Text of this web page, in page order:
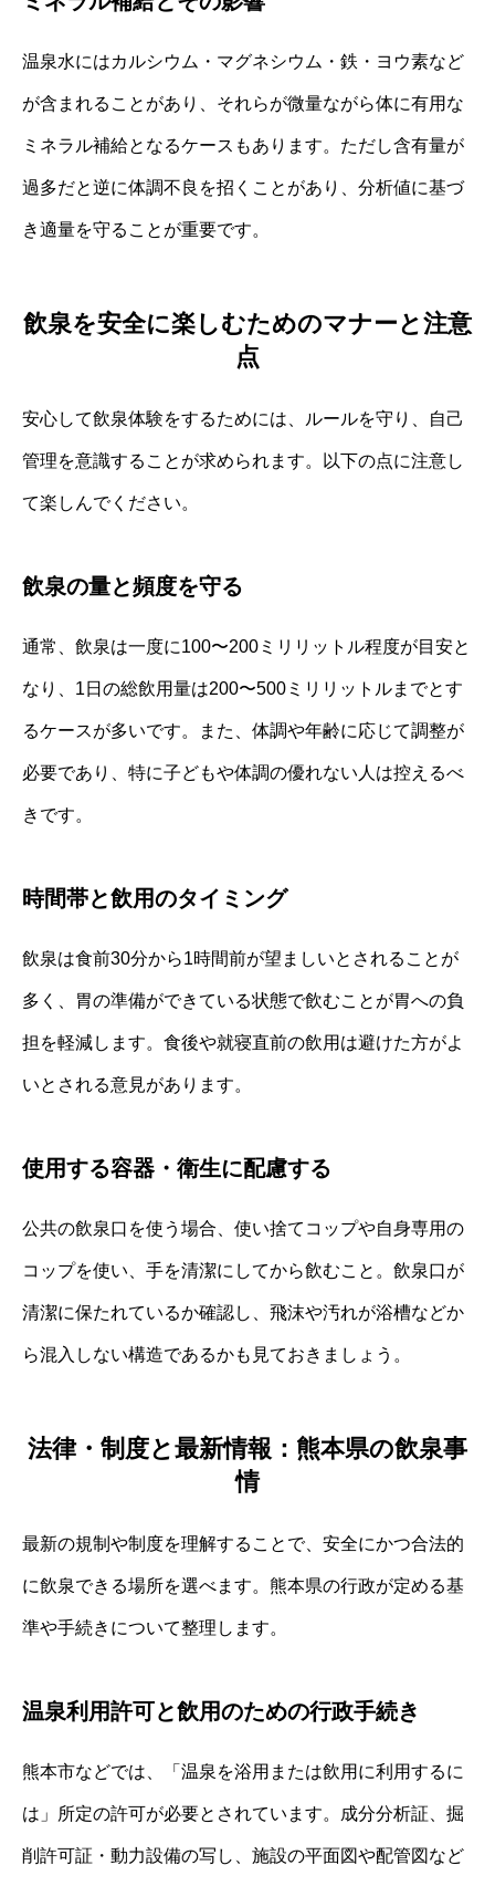
温泉水にはカルシウム・マグネシウム・鉄・ヨウ素など
が含まれることがあり、それらが微量ながら体に有用な
ミネラル補給となるケースもあります。ただし含有量が
過多だと逆に体調不良を招くことがあり、分析値に基づ
き適量を守ることが重要です。
飲泉を安全に楽しむためのマナーと注意
点
安心して飲泉体験をするためには、ルールを守り、自己
管理を意識することが求められます。以下の点に注意し
て楽しんでください。
飲泉の量と頻度を守る
通常、飲泉は一度に100〜200ミリリットル程度が目安と
なり、1日の総飲用量は200〜500ミリリットルまでとす
るケースが多いです。また、体調や年齢に応じて調整が
必要であり、特に子どもや体調の優れない人は控えるべ
きです。
時間帯と飲用のタイミング
飲泉は食前30分から1時間前が望ましいとされることが
多く、胃の準備ができている状態で飲むことが胃への負
担を軽減します。食後や就寝直前の飲用は避けた方がよ
いとされる意見があります。
使用する容器・衛生に配慮する
公共の飲泉口を使う場合、使い捨てコップや自身専用の
コップを使い、手を清潔にしてから飲むこと。飲泉口が
清潔に保たれているか確認し、飛沫や汚れが浴槽などか
ら混入しない構造であるかも見ておきましょう。
法律・制度と最新情報：熊本県の飲泉事
情
最新の規制や制度を理解することで、安全にかつ合法的
に飲泉できる場所を選べます。熊本県の行政が定める基
準や手続きについて整理します。
温泉利用許可と飲用のための行政手続き
熊本市などでは、「温泉を浴用または飲用に利用するに
は」所定の許可が必要とされています。成分分析証、掘
削許可証・動力設備の写し、施設の平面図や配管図など